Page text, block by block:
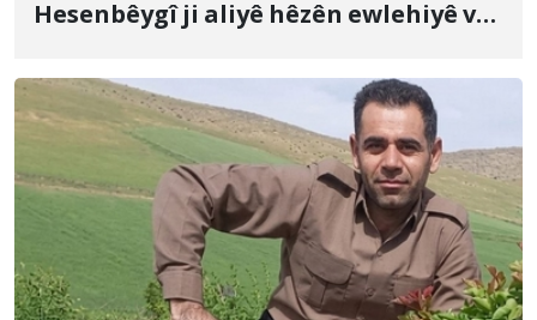
Hesenbêygî ji aliyê hêzên ewlehiyê ve